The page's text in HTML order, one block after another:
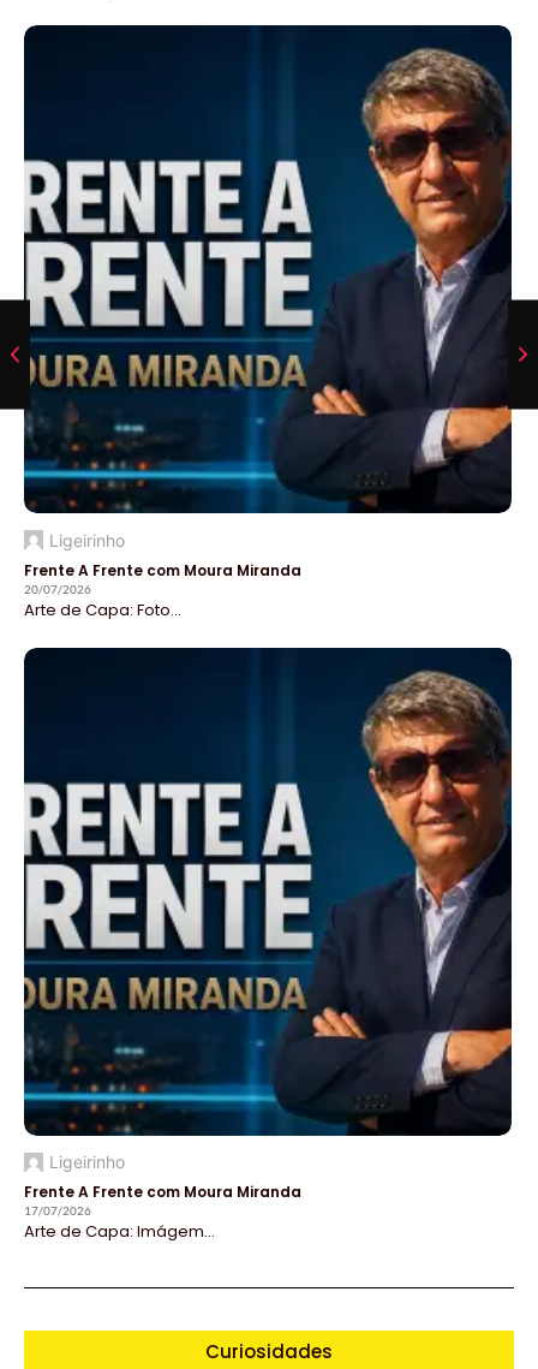
Ligeirinho
Frente A Frente com Moura Miranda
20/07/2026
Arte de Capa: Foto...
Ligeirinho
Frente A Frente com Moura Miranda
17/07/2026
Arte de Capa: Imágem...
Curiosidades